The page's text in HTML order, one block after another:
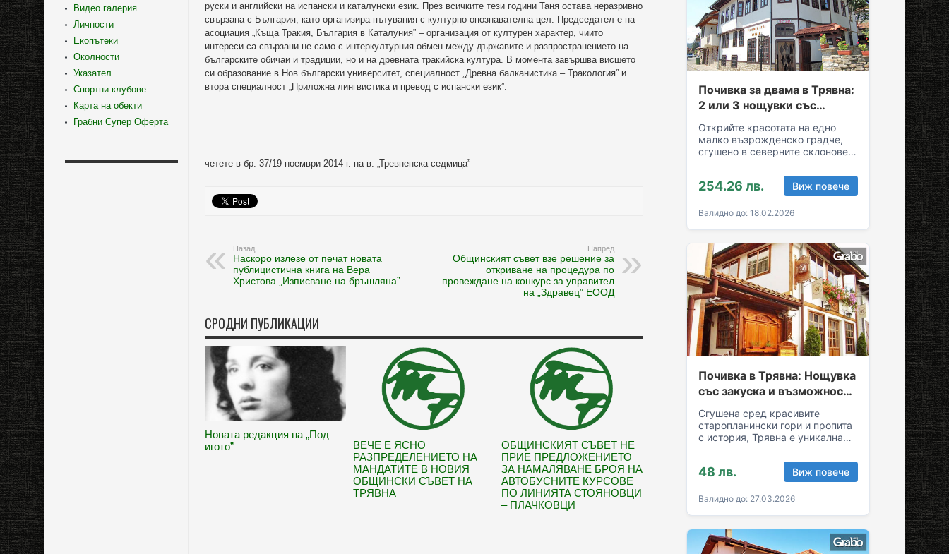
руски и английски на испански и каталунски език. През всичките тези години Таня остава неразривно
свързана с България, като организира пътувания с културно-опознавателна цел. Председател е на
асоциация „Къща Тракия, България в Каталуния” – организация от културен характер, чиито
интереси са свързани не само с интеркултурния обмен между държавите и разпространението на
българските обичаи и традиции, но и на древната тракийска култура. В момента завършва висшето
си образование в Нов български университет, специалност „Древна балканистика – Тракология” и
втора специалност „Приложна лингвистика и превод с испански език”.
четете в бр. 37/19 ноември 2014 г. на в. „Тревненска седмица”
Назад
Наскоро излезе от печат новата
публицистична книга на Вера
Христова „Изписване на бръшляна”
Напред
Общинският съвет взе решение за
откриване на процедура по
провеждане на конкурс за управител
на „Здравец” ЕООД
СРОДНИ ПУБЛИКАЦИИ
Новата редакция на „Под
игото”
ВЕЧЕ Е ЯСНО
РАЗПРЕДЕЛЕНИЕТО НА
МАНДАТИТЕ В НОВИЯ
ОБЩИНСКИ СЪВЕТ НА
ТРЯВНА
ОБЩИНСКИЯТ СЪВЕТ НЕ
ПРИЕ ПРЕДЛОЖЕНИЕТО
ЗА НАМАЛЯВАНЕ БРОЯ НА
АВТОБУСНИТЕ КУРСОВЕ
ПО ЛИНИЯТА СТОЯНОВЦИ
– ПЛАЧКОВЦИ
Видео галерия
Личности
Екопътеки
Околности
Указател
Спортни клубове
Карта на обекти
Грабни Супер Оферта
Почивка за двама в Трявна:
2 или 3 нощувки със
закуски и вечери
Открийте красотата на едно
малко възрожденско градче,
сгушено в северните склонове
комфортен престой в Трявна…
254.26 лв. Виж повече
Валидно до: 18.02.2026
Почивка в Трявна: Нощувка
със закуска и възможност
за обяд и вечеря
Сгушена сред красивите
старопланински гори и пропита
с история, Трявна е уникална
култура! Грабни ваучер за…
48 лв. Виж повече
Валидно до: 27.03.2026